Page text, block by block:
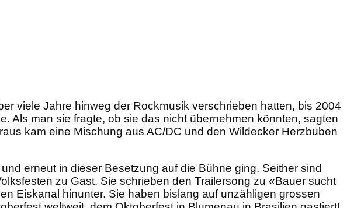
viele Jahre hinweg der Rockmusik verschrieben hatten, bis 2004
Als man sie fragte, ob sie das nicht übernehmen könnten, sagten
kam eine Mischung aus AC/DC und den Wildecker Herzbuben
erneut in dieser Besetzung auf die Bühne ging. Seither sind
zu Gast. Sie schrieben den Trailersong zu «Bauer sucht
Eiskanal hinunter. Sie haben bislang auf unzähligen grossen